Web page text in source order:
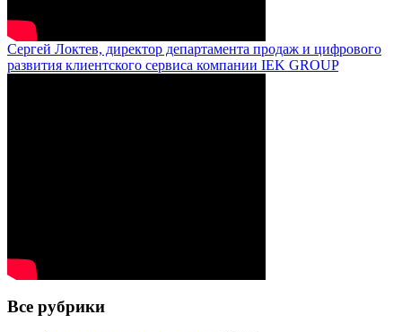
Сергей Локтев, директор департамента продаж и цифрового
развития клиентского сервиса компании IEK GROUP
Все рубрики